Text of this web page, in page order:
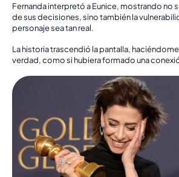
Fernanda interpretó a Eunice, mostrando no
de sus decisiones, sino también la
personaje sea tan real.
La historia trascendió la pantalla,
verdad, como si hubiera formado una